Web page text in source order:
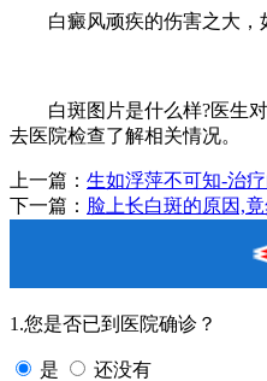
白癜风顽疾的伤害之大，如
白斑图片是什么样?医生对
去医院检查了解相关情况。
上一篇： 生如浮萍不可知-治
下一篇： 脸上长白斑的原因,
1.您是否已到医院确诊？
是 还没有